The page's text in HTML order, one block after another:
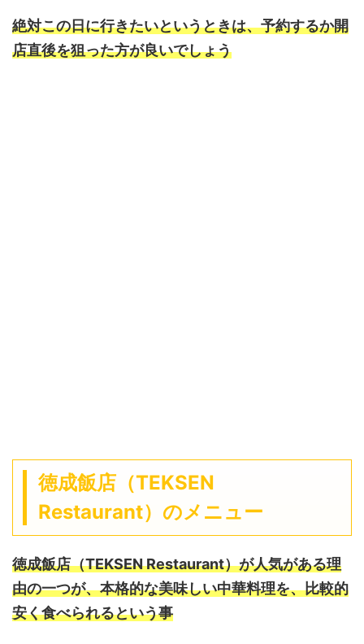
絶対この日に行きたいというときは、予約するか開
店直後を狙った方が良いでしょう
徳成飯店（TEKSEN
Restaurant）のメニュー
徳成飯店（TEKSEN Restaurant）が人気がある理
由の一つが、本格的な美味しい中華料理を、比較的
安く食べられるという事